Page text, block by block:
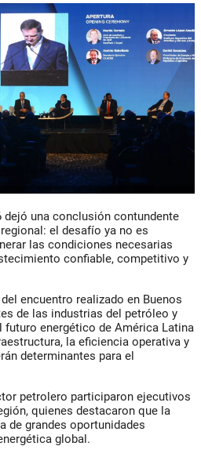
dejó una conclusión contundente
el desafío ya no es
las condiciones necesarias
confiable, competitivo y
encuentro realizado en Buenos
de las industrias del petróleo y
futuro energético de América Latina
la eficiencia operativa y
determinantes para el
petrolero participaron ejecutivos
quienes destacaron que la
de grandes oportunidades
global.